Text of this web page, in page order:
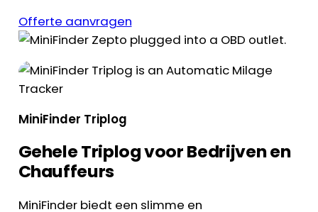
Offerte aanvragen
MiniFinder Triplog
Gehele Triplog voor Bedrijven en
Chauffeurs
MiniFinder biedt een slimme en